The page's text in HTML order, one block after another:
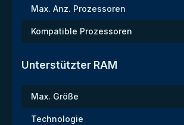
Max. Anz. Prozessoren
Kompatible Prozessoren
Unterstützter RAM
Max. Größe
Technologie